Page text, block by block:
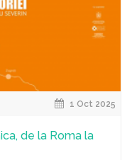
1 Oct 2025
de la Roma la